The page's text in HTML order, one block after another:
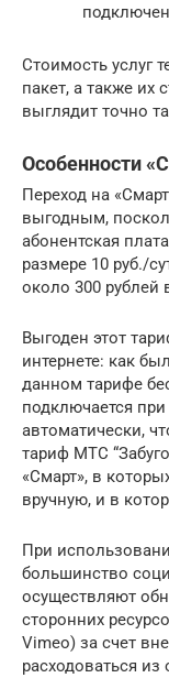
Стоимость услуг
пакет, а также их
выглядит точно
Особенности
Переход на
выгодным,
абонентская
размере 10 руб./
около 300 рублей
Выгоден этот
интернете: как
данном тарифе
подключается
автоматически,
тариф МТС
«Смарт», в
вручную, и в
При
большинство
осуществляют
сторонних
Vimeo) за счет
расходоваться